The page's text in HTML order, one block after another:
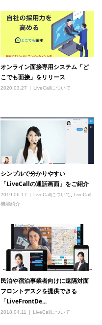
オンライン面接専用システム「ど
こでも面接」をリリース
2020.03.27 LiveCallについて
シンプルで分かりやすい
「LiveCallの通話画面」をご紹介
2019.06.17 LiveCallについて, LiveCall
機能紹介
民泊や宿泊事業者向けに遠隔対面
フロントデスクを提供できる
「LiveFrontDe...
2018.04.11 LiveCallについて